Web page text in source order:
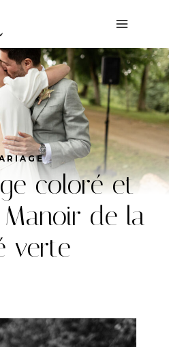
coloré et
de la
verte